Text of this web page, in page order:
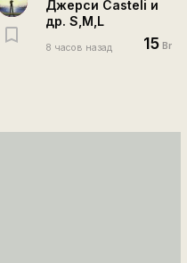
Джерси Casteli и
др. S,М,L
8 часов назад 15 Br